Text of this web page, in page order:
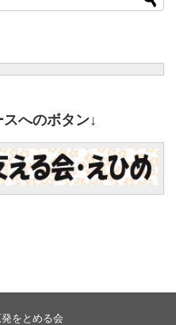
へのボタン↓
をとめる会